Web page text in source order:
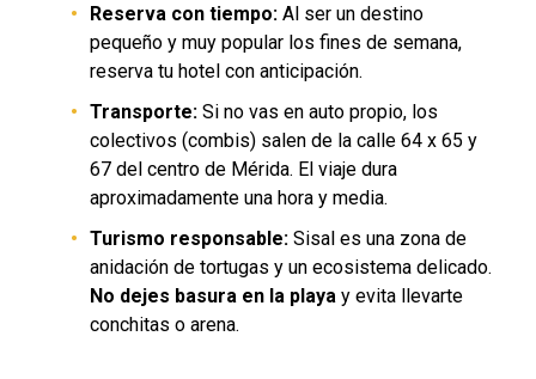
Reserva con tiempo: Al ser un destino
pequeño y muy popular los fines de semana,
reserva tu hotel con anticipación.
Transporte: Si no vas en auto propio, los
colectivos (combis) salen de la calle 64 x 65 y
67 del centro de Mérida. El viaje dura
aproximadamente una hora y media.
Turismo responsable: Sisal es una zona de
anidación de tortugas y un ecosistema delicado.
No dejes basura en la playa y evita llevarte
conchitas o arena.